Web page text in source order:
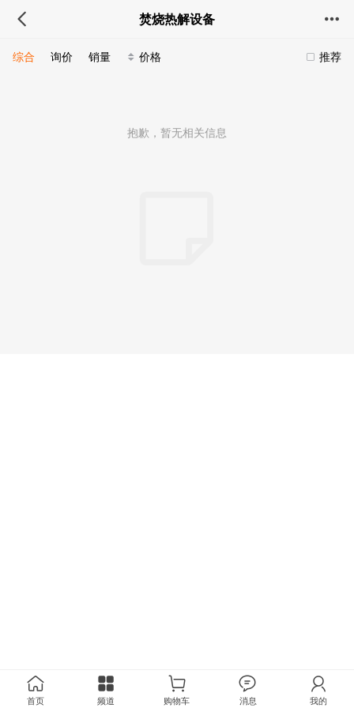
焚烧热解设备
推荐
综合 询价 销量 价格
抱歉，暂无相关信息
首页 频道 购物车 消息 我的